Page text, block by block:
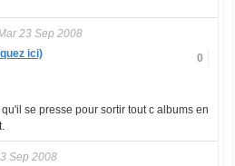
23 Sep 2008
0
ici)
se presse pour sortir tout c albums en
Sep 2008